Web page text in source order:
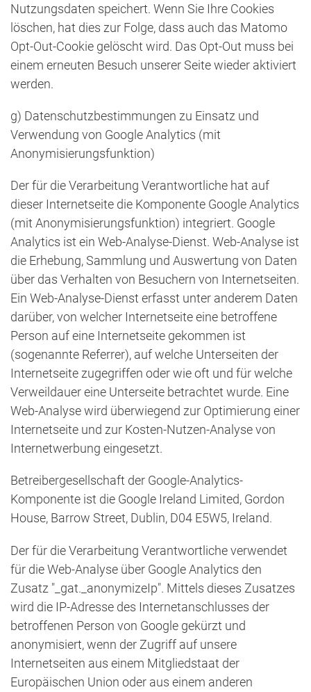
Nutzungsdaten speichert. Wenn Sie Ihre Cookies
löschen, hat dies zur Folge, dass auch das Matomo
Opt-Out-Cookie gelöscht wird. Das Opt-Out muss bei
einem erneuten Besuch unserer Seite wieder aktiviert
werden.
g) Datenschutzbestimmungen zu Einsatz und
Verwendung von Google Analytics (mit
Anonymisierungsfunktion)
Der für die Verarbeitung Verantwortliche hat auf
dieser Internetseite die Komponente Google Analytics
(mit Anonymisierungsfunktion) integriert. Google
Analytics ist ein Web-Analyse-Dienst. Web-Analyse ist
die Erhebung, Sammlung und Auswertung von Daten
über das Verhalten von Besuchern von Internetseiten.
Ein Web-Analyse-Dienst erfasst unter anderem Daten
darüber, von welcher Internetseite eine betroffene
Person auf eine Internetseite gekommen ist
(sogenannte Referrer), auf welche Unterseiten der
Internetseite zugegriffen oder wie oft und für welche
Verweildauer eine Unterseite betrachtet wurde. Eine
Web-Analyse wird überwiegend zur Optimierung einer
Internetseite und zur Kosten-Nutzen-Analyse von
Internetwerbung eingesetzt.
Betreibergesellschaft der Google-Analytics-
Komponente ist die Google Ireland Limited, Gordon
House, Barrow Street, Dublin, D04 E5W5, Ireland.
Der für die Verarbeitung Verantwortliche verwendet
für die Web-Analyse über Google Analytics den
Zusatz "_gat._anonymizeIp". Mittels dieses Zusatzes
wird die IP-Adresse des Internetanschlusses der
betroffenen Person von Google gekürzt und
anonymisiert, wenn der Zugriff auf unsere
Internetseiten aus einem Mitgliedstaat der
Europäischen Union oder aus einem anderen